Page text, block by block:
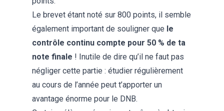
Le brevet étant noté sur 800 points, il semble
également important de souligner que le
contrôle continu compte pour 50 % de ta
note finale ! Inutile de dire qu’il ne faut pas
négliger cette partie : étudier régulièrement
au cours de l’année peut t’apporter un
avantage énorme pour le DNB.